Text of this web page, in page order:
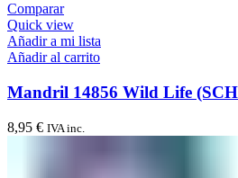
Comparar
Quick view
Añadir a mi lista
Añadir al carrito
Mandril 14856 Wild Life
8,95 € IVA inc.